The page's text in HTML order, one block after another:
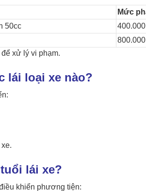
Mức
50cc
xử lý vi phạm.
lái loại xe nào?
lái xe?
khiển phương tiện: